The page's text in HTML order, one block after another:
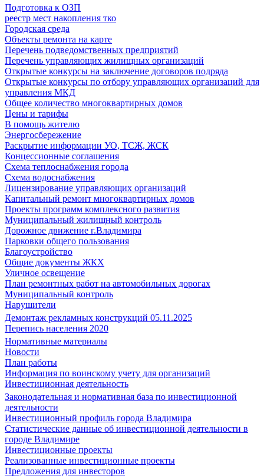
Подготовка к ОЗП
реестр мест накопления тко
Городская среда
Объекты ремонта на карте
Перечень подведомственных предприятий
Перечень управляющих жилищных организаций
Открытые конкурсы на заключение договоров подряда
Открытые конкурсы по отбору управляющих организаций для
управления МКД
Общее количество многоквартирных домов
Цены и тарифы
В помощь жителю
Энергосбережение
Раскрытие информации УО, ТСЖ, ЖСК
Концессионные соглашения
Схема теплоснабжения города
Схема водоснабжения
Лицензирование управляющих организаций
Капитальный ремонт многоквартирных домов
Проекты программ комплексного развития
Муниципальный жилищный контроль
Дорожное движение г.Владимира
Парковки общего пользования
Благоустройство
Общие документы ЖКХ
Уличное освещение
План ремонтных работ на автомобильных дорогах
Муниципальный контроль
Нарушители
Демонтаж рекламных конструкций 05.11.2025
Перепись населения 2020
Нормативные материалы
Новости
План работы
Информация по воинскому учету для организаций
Инвестиционная деятельность
Законодательная и нормативная база по инвестиционной
деятельности
Инвестиционный профиль города Владимира
Статистические данные об инвестиционной деятельности в
городе Владимире
Инвестиционные проекты
Реализованные инвестиционные проекты
Предложения для инвесторов